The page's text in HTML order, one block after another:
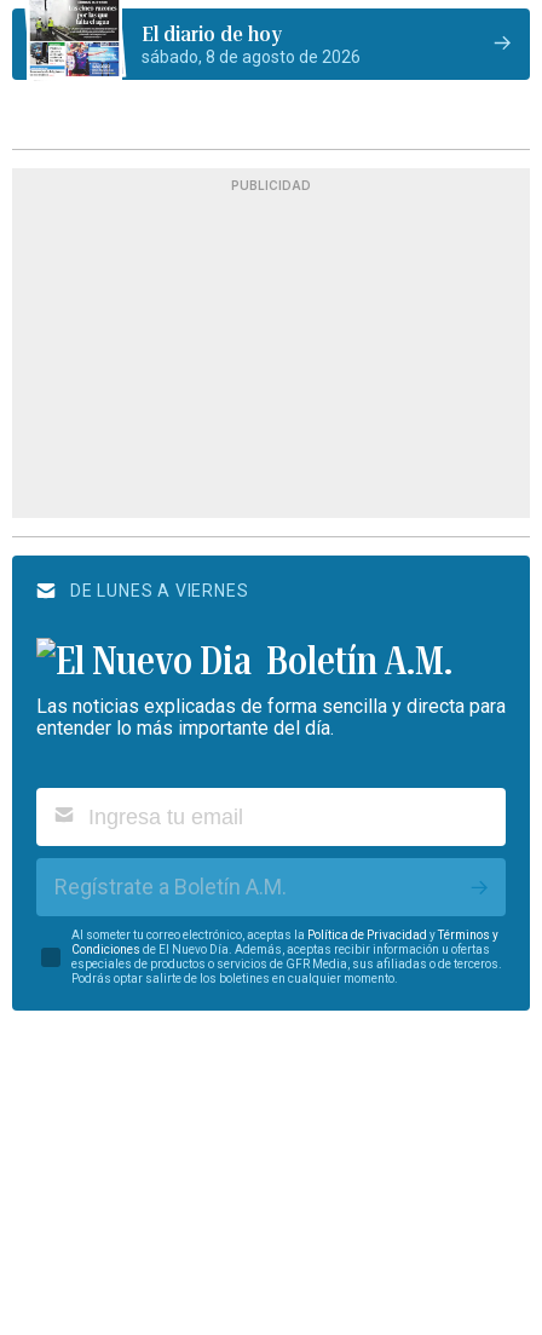
El diario de hoy
sábado, 8 de agosto de 2026
PUBLICIDAD
DE LUNES A VIERNES
Boletín A.M.
Las noticias explicadas de forma sencilla y directa para
entender lo más importante del día.
Regístrate a Boletín A.M.
Al someter tu correo electrónico, aceptas la Política de Privacidad yTérminos y
Condiciones de El Nuevo Día. Además, aceptas recibir información u ofertas
especiales de productos o servicios de GFR Media, sus afiliadas o de terceros.
Podrás optar salirte de los boletines en cualquier momento.